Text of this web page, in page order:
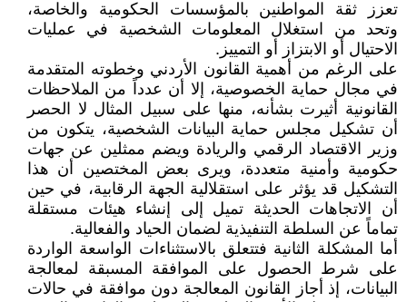
تعزز ثقة المواطنين بالمؤسسات الحكومية والخاصة،
وتحد من استغلال المعلومات الشخصية في عمليات
الاحتيال أو الابتزاز أو التمييز.
على الرغم من أهمية القانون الأردني وخطوته المتقدمة
في مجال حماية الخصوصية، إلا أن عدداً من الملاحظات
القانونية أثيرت بشأنه، منها على سبيل المثال لا الحصر
أن تشكيل مجلس حماية البيانات الشخصية، يتكون من
وزير الاقتصاد الرقمي والريادة ويضم ممثلين عن جهات
حكومية وأمنية متعددة، ويرى بعض المختصين أن هذا
التشكيل قد يؤثر على استقلالية الجهة الرقابية، في حين
أن الاتجاهات الحديثة تميل إلى إنشاء هيئات مستقلة
تماماً عن السلطة التنفيذية لضمان الحياد والفعالية.
أما المشكلة الثانية فتتعلق بالاستثناءات الواسعة الواردة
على شرط الحصول على الموافقة المسبقة لمعالجة
البيانات، إذ أجاز القانون المعالجة دون موافقة في حالات